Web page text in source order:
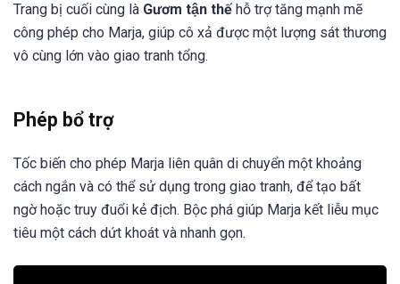
Trang bị cuối cùng là Gươm tận thếhỗ trợ tăng mạnh mẽ
công phép cho Marja, giúp cô xả được một lượng sát thương
vô cùng lớn vào giao tranh tổng.
Phép bổ trợ
Tốc biến cho phép Marja liên quân di chuyển một khoảng
cách ngắn và có thể sử dụng trong giao tranh, để tạo bất
ngờ hoặc truy đuổi kẻ địch. Bộc phá giúp Marja kết liễu mục
tiêu một cách dứt khoát và nhanh gọn.